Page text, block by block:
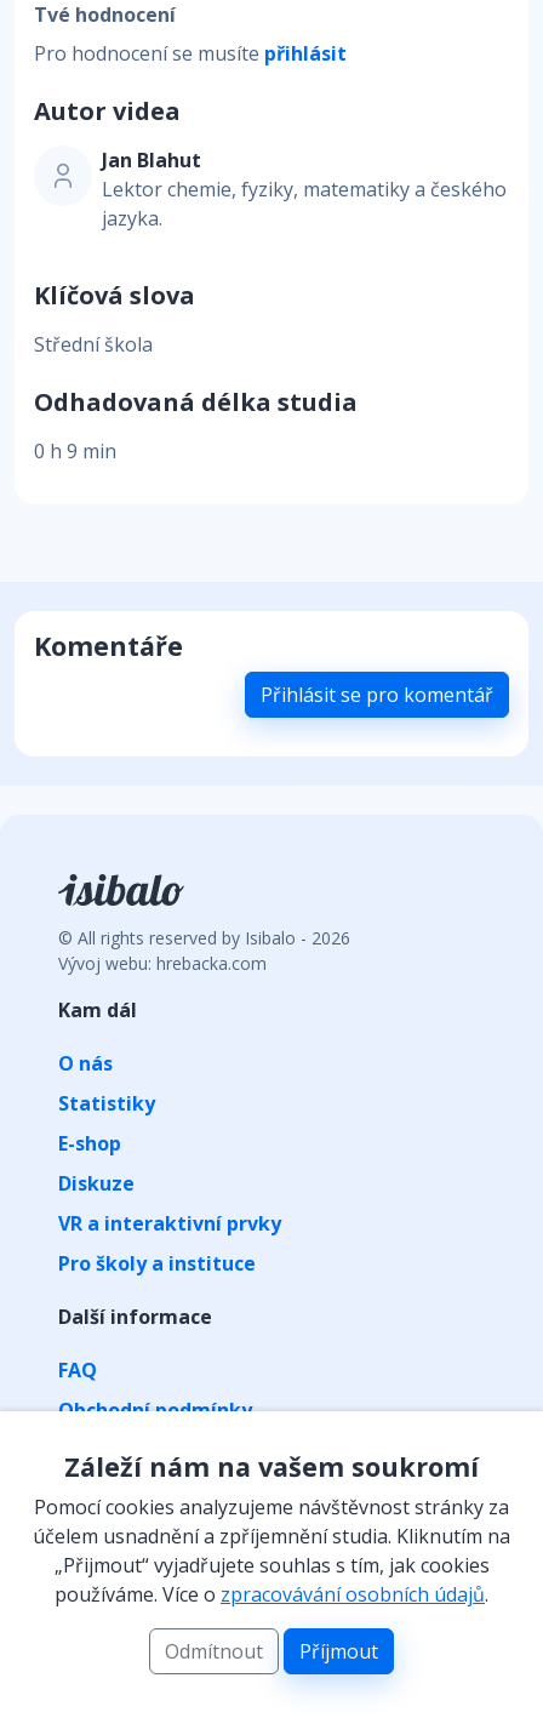
Tvé hodnocení
Pro hodnocení se musíte přihlásit
Autor videa
Jan Blahut
Lektor chemie, fyziky, matematiky a českého
jazyka.
Klíčová slova
Střední škola
Odhadovaná délka studia
0 h 9 min
Komentáře
Přihlásit se pro komentář
© All rights reserved by Isibalo - 2026
Vývoj webu: hrebacka.com
Kam dál
O nás
Statistiky
E-shop
Diskuze
VR a interaktivní prvky
Pro školy a instituce
Další informace
FAQ
Obchodní podmínky
Zpracování osobních údajů
Vyzvednutí předplatného kódem
Isibalo na sítích
Záleží nám na vašem soukromí
Pomocí cookies analyzujeme návštěvnost stránky za
účelem usnadnění a zpříjemnění studia. Kliknutím na
„Přijmout“ vyjadřujete souhlas s tím, jak cookies
používáme. Více o zpracovávání osobních údajů.
Odmítnout Příjmout